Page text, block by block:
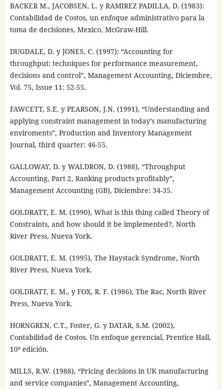
BACKER M., JACOBSEN, L. y RAMIREZ PADILLA, D. (1983):
Contabilidad de Costos, un enfoque administrativo para la
toma de decisiones, Mexico, McGraw-Hill.
DUGDALE, D. y JONES, C. (1997): “Accounting for
throughput: techniques for performance measurement,
decisions and control”, Management Accounting, Diciembre,
Vol. 75, Issue 11: 52-55.
FAWCETT, S.E. y PEARSON, J.N. (1991), “Understanding and
applying constraint management in today’s manufacturing
enviroments”, Production and Inventory Management
Journal, third quarter: 46-55.
GALLOWAY, D. y WALDRON, D. (1988), “Throughput
Accounting, Part 2, Ranking products profitably”,
Management Accounting (GB), Diciembre: 34-35.
GOLDRATT, E. M. (1990), What is this thing called Theory of
Constraints, and how should it be implemented?, North
River Press, Nueva York.
GOLDRATT, E. M. (1995), The Haystack Syndrome, North
River Press, Nueva York.
GOLDRATT, E. M., y FOX, R. F. (1986), The Rac, North River
Press, Nueva York.
HORNGREN, C.T., Foster, G. y DATAR, S.M. (2002),
Contabilidad de Costos. Un enfoque gerencial, Prentice Hall,
10ª edición.
MILLS, R.W. (1988), “Pricing decisions in UK manufacturing
and service companies”, Management Accounting,